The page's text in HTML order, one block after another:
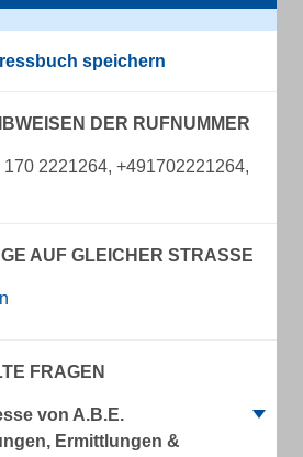
speichern
DER RUFNUMMER
2221264, +491702221264,
AUF GLEICHER STRASSE
FRAGEN
von A.B.E.
Ermittlungen &